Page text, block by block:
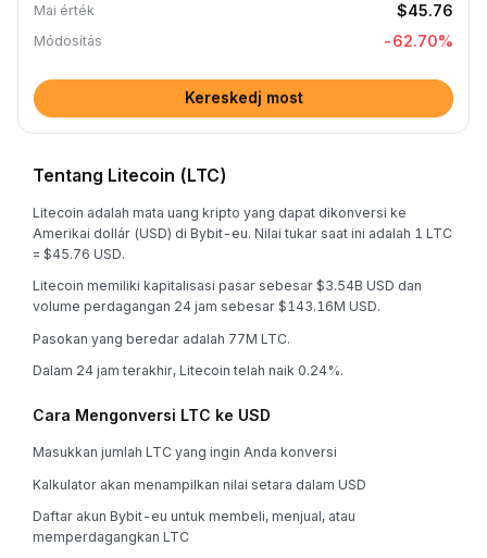
Mai érték $45.76
Módosítás -62.70%
Kereskedj most
Tentang Litecoin (LTC)
Litecoin adalah mata uang kripto yang dapat dikonversi ke
Amerikai dollár (USD) di Bybit-eu. Nilai tukar saat ini adalah 1 LTC
= $45.76 USD.
Litecoin memiliki kapitalisasi pasar sebesar $3.54B USD dan
volume perdagangan 24 jam sebesar $143.16M USD.
Pasokan yang beredar adalah 77M LTC.
Dalam 24 jam terakhir, Litecoin telah naik 0.24%.
Cara Mengonversi LTC ke USD
Masukkan jumlah LTC yang ingin Anda konversi
Kalkulator akan menampilkan nilai setara dalam USD
Daftar akun Bybit-eu untuk membeli, menjual, atau
memperdagangkan LTC